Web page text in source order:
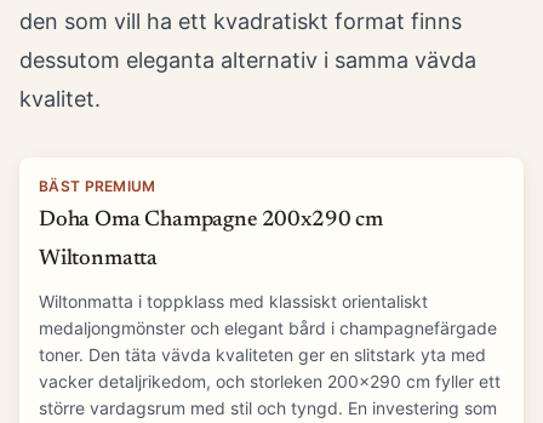
den som vill ha ett kvadratiskt format finns
dessutom eleganta alternativ i samma vävda
kvalitet.
BÄST PREMIUM
Doha Oma Champagne 200x290 cm
Wiltonmatta
Wiltonmatta i toppklass med klassiskt orientaliskt
medaljongmönster och elegant bård i champagnefärgade
toner. Den täta vävda kvaliteten ger en slitstark yta med
vacker detaljrikedom, och storleken 200x290 cm fyller ett
större vardagsrum med stil och tyngd. En investering som